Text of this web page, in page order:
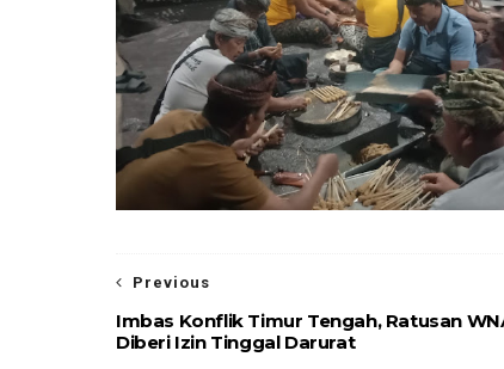
Previous
Imbas Konflik Timur Tengah, Ratusan
Diberi Izin Tinggal Darurat